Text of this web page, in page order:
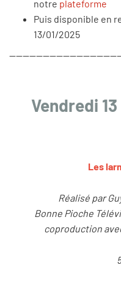
notre plateforme
Puis disponible en
13/01/2025
Vendredi
Les
Réalisé par
Bonne Pioche
coproduction